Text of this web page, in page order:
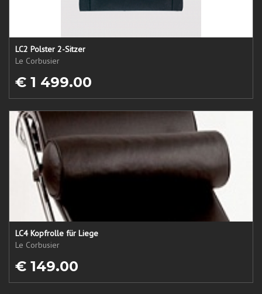
LC2 Polster 2-Sitzer
Le Corbusier
€ 1 499.00
LC4 Kopfrolle für Liege
Le Corbusier
€ 149.00